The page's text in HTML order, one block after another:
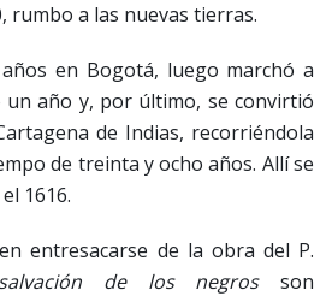
rumbo a las nuevas tierras.
en Bogotá, luego marchó a
un año y, por último, se convirtió
de Indias, recorriéndola
de treinta y ocho años. Allí se
1616.
entresacarse de la obra del P.
de los negrosson